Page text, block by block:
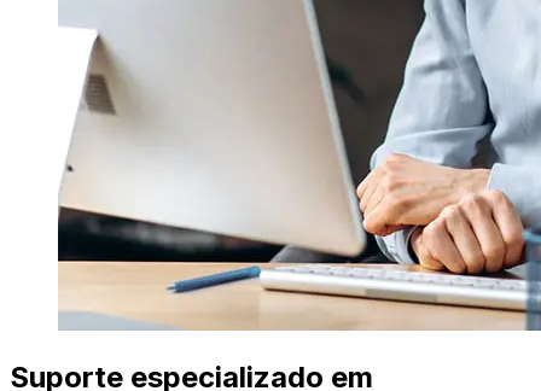
Suporte especializado em